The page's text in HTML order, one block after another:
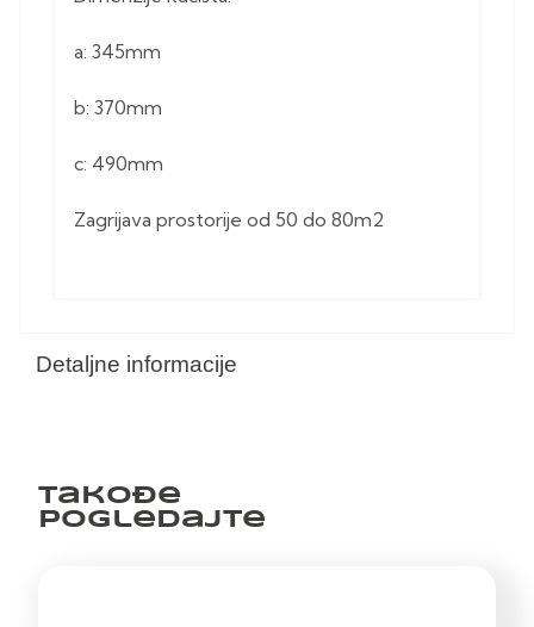
Detaljne informacije
a: 345mm
b: 370mm
c: 490mm
Zagrijava prostorije od 50 do 80m2
Takođe
pogledajte